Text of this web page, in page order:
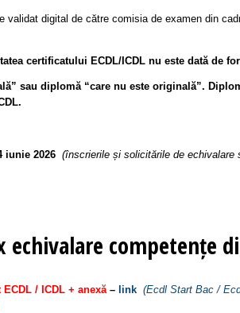
validat digital de către comisia de examen din
certificatului ECDL/ICDL nu este dată de
sau diplomă “care nu este originală”.
iunie 2026 (înscrierile și solicitările de echivalare
echivalare competențe
/ ICDL + anexă– link (Ecdl Start Bac /